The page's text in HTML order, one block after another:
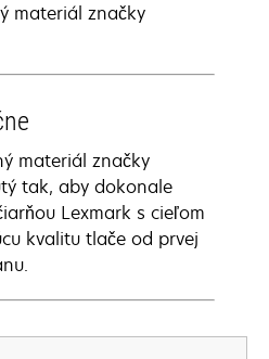
materiál značky
materiál značky
tak, aby dokonale
Lexmark s cieľom
kvalitu tlače od prvej